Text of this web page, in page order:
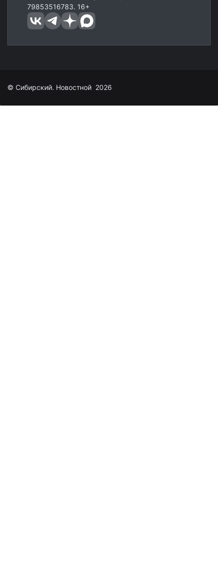
79853516783. 16+
© Сибирский. Новостной 2026